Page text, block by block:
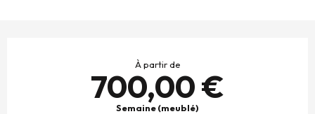
À partir de
700,00 €
Semaine (meublé)